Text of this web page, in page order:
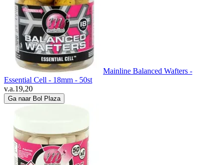
Mainline Balanced Wafters -
Essential Cell - 18mm - 50st
v.a.19,20
Ga naar Bol Plaza